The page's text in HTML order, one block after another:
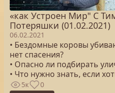
«как Устроен Мир" С
Потеряшки (01.02.2021)
06.02.2021
• Бездомные коровы
нет спасения?
• Опасно ли подбирать
• Что нужно знать, если
5к 0